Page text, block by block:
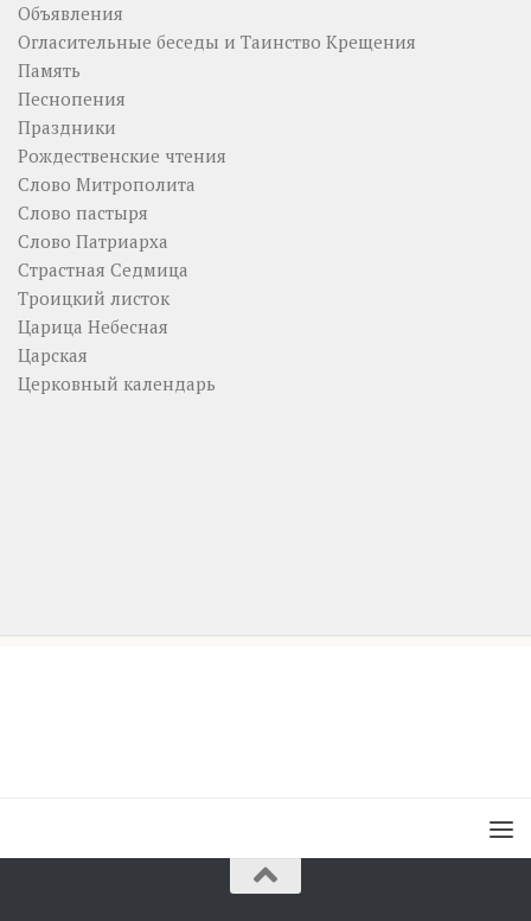
Объявления
Огласительные беседы и Таинство Крещения
Память
Песнопения
Праздники
Рождественские чтения
Слово Митрополита
Слово пастыря
Слово Патриарха
Страстная Седмица
Троицкий листок
Царица Небесная
Царская
Церковный календарь